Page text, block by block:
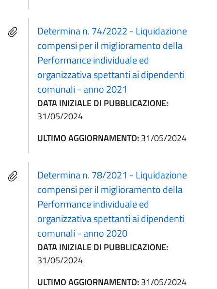
Determina n. 74/2022 - Liquidazione
compensi per il miglioramento della
Performance individuale ed
organizzativa spettanti ai dipendenti
comunali - anno 2021
DATA INIZIALE DI PUBBLICAZIONE:
31/05/2024
ULTIMO AGGIORNAMENTO:31/05/2024
Determina n. 78/2021 - Liquidazione
compensi per il miglioramento della
Performance individuale ed
organizzativa spettanti ai dipendenti
comunali - anno 2020
DATA INIZIALE DI PUBBLICAZIONE:
31/05/2024
ULTIMO AGGIORNAMENTO:31/05/2024